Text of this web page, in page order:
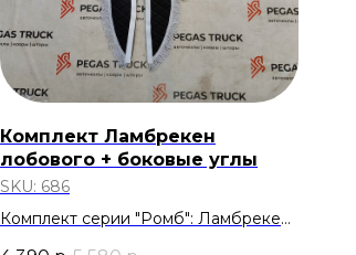
Комплект Ламбрекен
лобового + боковые углы
SKU: 686
Комплект серии "Ромб": Ламбрекен